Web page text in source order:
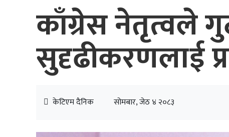
काँग्रेस नेतृत्वले
सुदृढीकरणलाई
केटिएम दैनिक सोमबार, जेठ ४ २०८३